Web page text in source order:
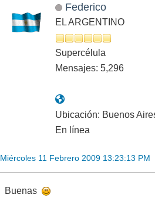
Federico
EL ARGENTINO
Supercélula
Mensajes: 5,296
Ubicación: Buenos
En línea
Miércoles 11 Febrero 2009 13:23:13 PM
Buenas